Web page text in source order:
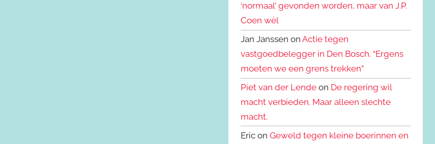
‘normaal’ gevonden worden, maar van J.P.
Coen wèl
Jan Janssen onActie tegen
vastgoedbelegger in Den Bosch. “Ergens
moeten we een grens trekken”
Piet van der Lende on De regering wil
macht verbieden. Maar alleen slechte
macht.
Eric onGeweld tegen kleine boerinnen en